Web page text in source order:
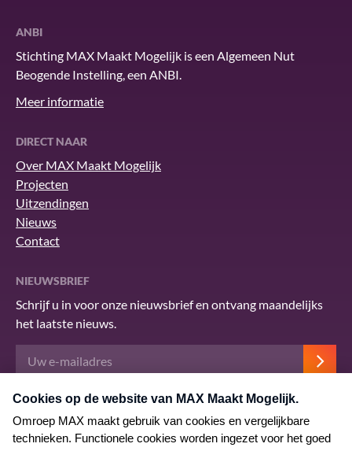
ANBI
Stichting MAX Maakt Mogelijk is een Algemeen Nut
Beogende Instelling, een ANBI.
Meer informatie
DIRECT NAAR
Over MAX Maakt Mogelijk
Projecten
Uitzendingen
Nieuws
Contact
NIEUWSBRIEF
Schrijf u in voor onze nieuwsbrief en ontvang maandelijks
het laatste nieuws.
Deze site wordt beschermd door reCAPTCHA en het Googleprivacybeleid.
servicevoorwaarden